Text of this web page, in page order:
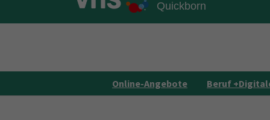
Skip to main content
Skip to page footer
Online-Angebote Beruf